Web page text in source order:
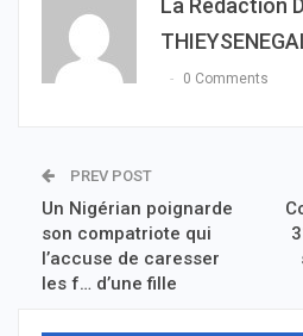
La Rédaction
0 Comments
PREV POST
Un Nigérian poignarde
son compatriote qui
l’accuse de caresser
les f… d’une fille